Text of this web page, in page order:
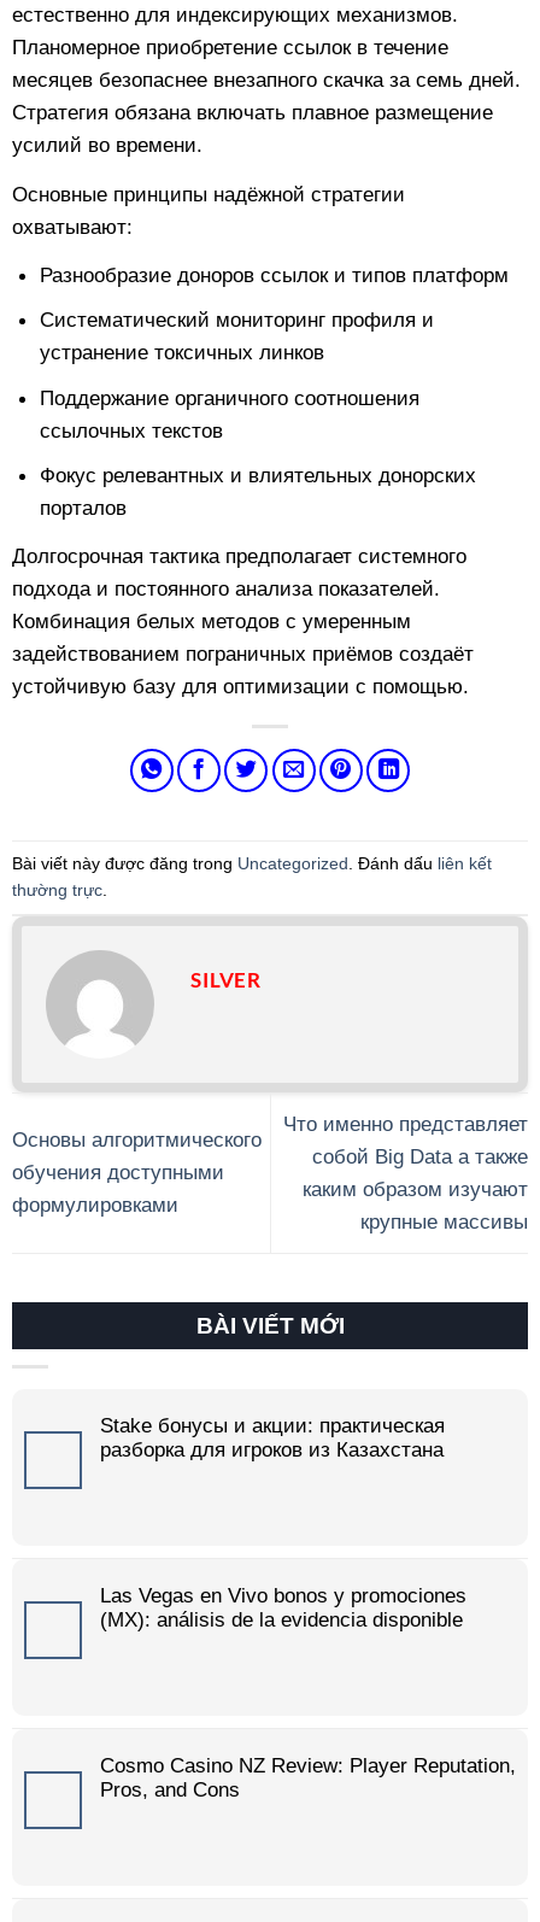
естественно для индексирующих механизмов.
Планомерное приобретение ссылок в течение
месяцев безопаснее внезапного скачка за семь дней.
Стратегия обязана включать плавное размещение
усилий во времени.
Основные принципы надёжной стратегии
охватывают:
Разнообразие доноров ссылок и типов платформ
Систематический мониторинг профиля и
устранение токсичных линков
Поддержание органичного соотношения
ссылочных текстов
Фокус релевантных и влиятельных донорских
порталов
Долгосрочная тактика предполагает системного
подхода и постоянного анализа показателей.
Комбинация белых методов с умеренным
задействованием пограничных приёмов создаёт
устойчивую базу для оптимизации с помощью.
Bài viết này được đăng trong Uncategorized. Đánh dấu liên kết
thường trực.
SILVER
Основы алгоритмического
обучения доступными
формулировками
Что именно представляет
собой Big Data а также
каким образом изучают
крупные массивы
BÀI VIẾT MỚI
Stake бонусы и акции: практическая
разборка для игроков из Казахстана
Las Vegas en Vivo bonos y promociones
(MX): análisis de la evidencia disponible
Cosmo Casino NZ Review: Player Reputation,
Pros, and Cons